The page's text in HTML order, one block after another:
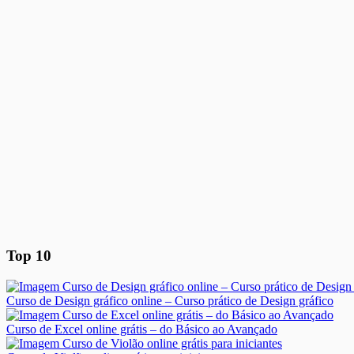
Top 10
Curso de Design gráfico online – Curso prático de Design gráfico
Curso de Excel online grátis – do Básico ao Avançado